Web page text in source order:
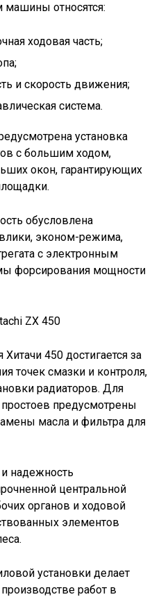
относятся:
ходовая часть;
и скорость движения;
система.
установка
с большим ходом,
окон, гарантирующих
обусловлена
эконом-режима,
с электронным
форсирования мощности
ZX 450
450 достигается за
точек смазки и контроля,
радиаторов. Для
предусмотрены
масла и фильтра для
надежность
центральной
органов и ходовой
элементов
установки делает
работ в